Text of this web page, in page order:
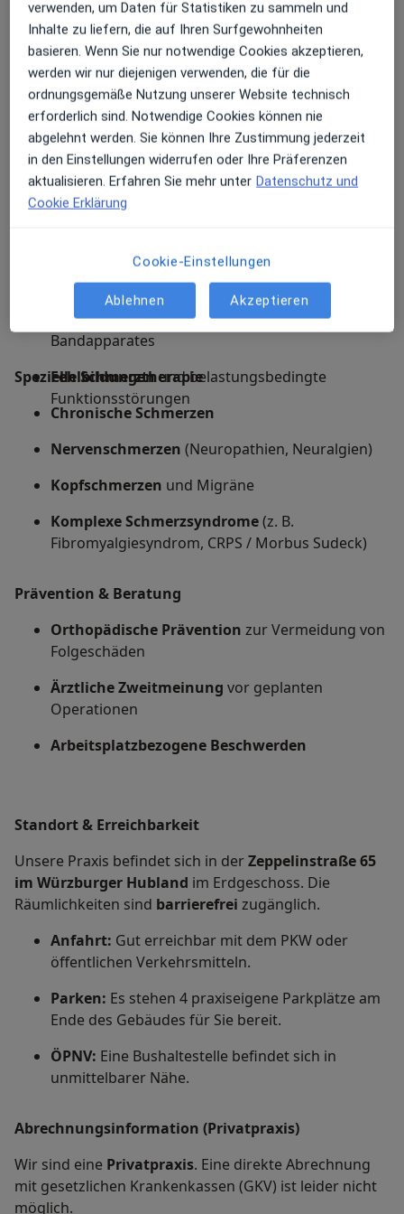
Bewegungstherapie:Anleitung zu
Eigenübungen und physikalischen Maßnahmen
Ärztliche Zweitmeinung:Beratung vor
geplanten Operationen
Postoperative Betreuung:Nachbehandlung
nach chirurgischen Eingriffen
Muskelverspannungenund funktionelle
Blockaden
Nachbehandlung nach
wirbelsäulenchirurgischen Eingriffen
Gelenke, Sehnen & Sport
Arthrose-Managementder großen Gelenke
(Hüfte, Knie, Schulter) sowie der kleinen Gelenke
Sportverletzungenund akute
Überlastungsschäden
Sehnenerkrankungen und Beschwerden des
Bandapparates
Fehlbildungenund belastungsbedingte
Funktionsstörungen
Spezielle Schmerztherapie
Chronische Schmerzen
Nervenschmerzen (Neuropathien, Neuralgien)
Kopfschmerzen und Migräne
Komplexe Schmerzsyndrome(z. B.
Fibromyalgiesyndrom, CRPS / Morbus Sudeck)
Prävention & Beratung
Orthopädische Prävention zur Vermeidung von
Folgeschäden
Ärztliche Zweitmeinung vor geplanten
Operationen
Arbeitsplatzbezogene Beschwerden
Standort & Erreichbarkeit
Unsere Praxis befindet sich in derZeppelinstraße 65
im Würzburger Hubland im Erdgeschoss. Die
Räumlichkeiten sind barrierefrei zugänglich.
Anfahrt: Gut erreichbar mit dem PKW oder
öffentlichen Verkehrsmitteln.
Parken: Es stehen 4 praxiseigene Parkplätze am
Ende des Gebäudes für Sie bereit.
ÖPNV: Eine Bushaltestelle befindet sich in
unmittelbarer Nähe.
Abrechnungsinformation (Privatpraxis)
Wir sind eine Privatpraxis. Eine direkte Abrechnung
mit gesetzlichen Krankenkassen (GKV) ist leider nicht
möglich.
verwenden, um Daten für Statistiken zu sammeln und
Inhalte zu liefern, die auf Ihren Surfgewohnheiten
basieren. Wenn Sie nur notwendige Cookies akzeptieren,
werden wir nur diejenigen verwenden, die für die
ordnungsgemäße Nutzung unserer Website technisch
erforderlich sind. Notwendige Cookies können nie
abgelehnt werden. Sie können Ihre Zustimmung jederzeit
in den Einstellungen widerrufen oder Ihre Präferenzen
aktualisieren. Erfahren Sie mehr unter Datenschutz und
Cookie Erklärung
Cookie-Einstellungen
Ablehnen Akzeptieren